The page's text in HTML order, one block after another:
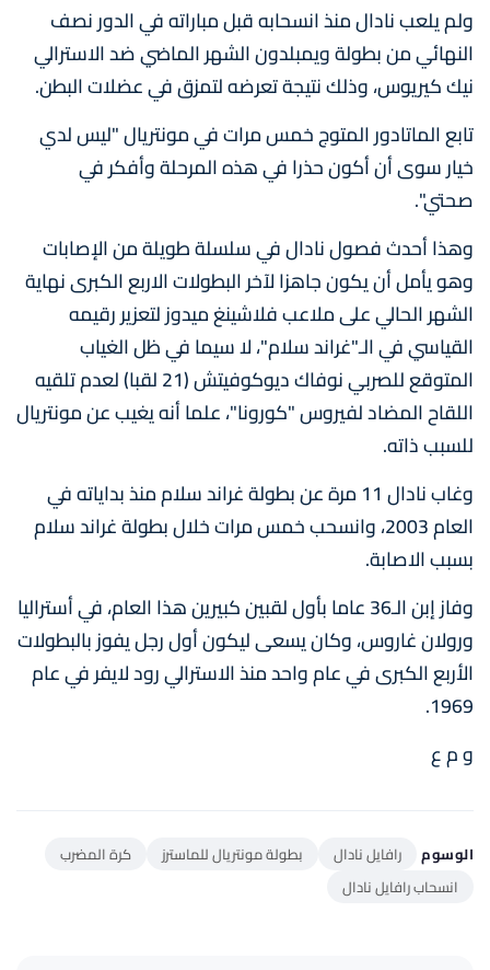
ولم يلعب نادال منذ انسحابه قبل مباراته في الدور نصف
النهائي من بطولة ويمبلدون الشهر الماضي ضد الاسترالي
نيك كيريوس، وذلك نتيجة تعرضه لتمزق في عضلات البطن.
تابع الماتادور المتوج خمس مرات في مونتريال "ليس لدي
خيار سوى أن أكون حذرا في هذه المرحلة وأفكر في
صحتي".
وهذا أحدث فصول نادال في سلسلة طويلة من الإصابات
وهو يأمل أن يكون جاهزا لآخر البطولات الاربع الكبرى نهاية
الشهر الحالي على ملاعب فلاشينغ ميدوز لتعزير رقيمه
القياسي في الـ"غراند سلام"، لا سيما في ظل الغياب
المتوقع للصربي نوفاك ديوكوفيتش (21 لقبا) لعدم تلقيه
اللقاح المضاد لفيروس "كورونا"، علما أنه يغيب عن مونتريال
للسبب ذاته.
وغاب نادال 11 مرة عن بطولة غراند سلام منذ بداياته في
العام 2003، وانسحب خمس مرات خلال بطولة غراند سلام
بسبب الاصابة.
وفاز إبن الـ36 عاما بأول لقبين كبيرين هذا العام، في أستراليا
ورولان غاروس، وكان يسعى ليكون أول رجل يفوز بالبطولات
الأربع الكبرى في عام واحد منذ الاسترالي رود لايفر في عام
1969.
و م ع
الوسوم رافايل نادال بطولة مونتريال للماسترز
كرة المضرب
انسحاب رافايل نادال